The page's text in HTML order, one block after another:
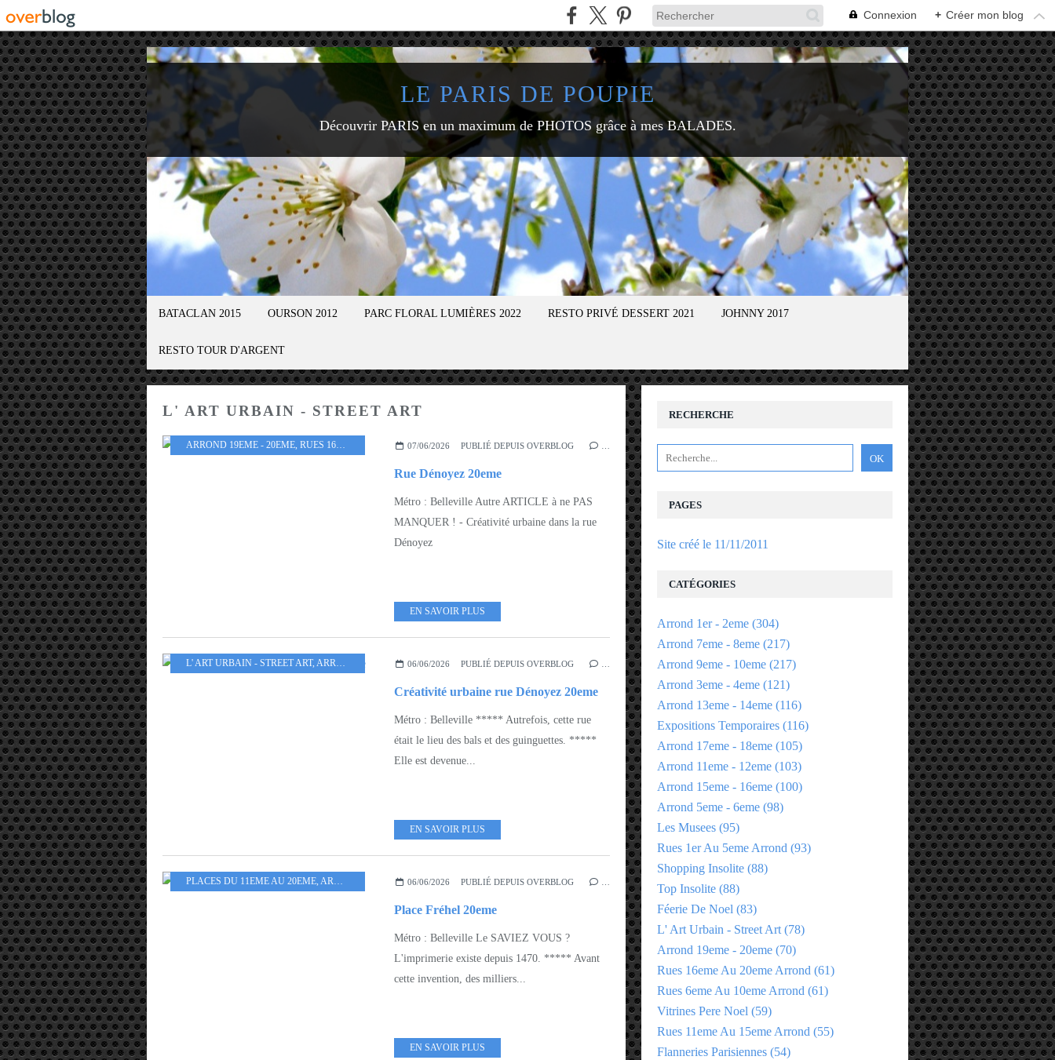
Connexion + Créer mon blog
LE PARIS DE POUPIE
Découvrir PARIS en un maximum de PHOTOS grâce à mes BALADES.
BATACLAN 2015 OURSON 2012 PARC FLORAL LUMIÈRES 2022 RESTO PRIVÉ DESSERT 2021 JOHNNY 2017
RESTO TOUR D'ARGENT
L' ART URBAIN - STREET ART
ARROND 19EME - 20EME, RUES 16EME AU 20EME ARROND , L' ART URBAIN - STREET ART
07/06/2026 PUBLIÉ DEPUIS OVERBLOG …
Rue Dénoyez 20eme
Métro : Belleville Autre ARTICLE à ne PAS
MANQUER ! - Créativité urbaine dans la rue
Dénoyez
EN SAVOIR PLUS
L' ART URBAIN - STREET ART, ARROND 19EME - 20EME 06/06/2026 PUBLIÉ DEPUIS OVERBLOG …
Créativité urbaine rue Dénoyez 20eme
Métro : Belleville ***** Autrefois, cette rue
était le lieu des bals et des guinguettes. *****
Elle est devenue...
EN SAVOIR PLUS
PLACES DU 11EME AU 20EME, ARROND 19EME - 20EME ,L' ART URBAIN - STREET ART
06/06/2026 PUBLIÉ DEPUIS OVERBLOG …
Place Fréhel 20eme
Métro : Belleville Le SAVIEZ VOUS ?
L'imprimerie existe depuis 1470. ***** Avant
cette invention, des milliers...
EN SAVOIR PLUS
RECHERCHE
PAGES
Site créé le 11/11/2011
CATÉGORIES
Arrond 1er - 2eme (304)
Arrond 7eme - 8eme (217)
Arrond 9eme - 10eme (217)
Arrond 3eme - 4eme (121)
Arrond 13eme - 14eme (116)
Expositions Temporaires (116)
Arrond 17eme - 18eme (105)
Arrond 11eme - 12eme (103)
Arrond 15eme - 16eme (100)
Arrond 5eme - 6eme (98)
Les Musees (95)
Rues 1er Au 5eme Arrond (93)
Shopping Insolite (88)
Top Insolite (88)
Féerie De Noel (83)
L' Art Urbain - Street Art (78)
Arrond 19eme - 20eme (70)
Rues 16eme Au 20eme Arrond (61)
Rues 6eme Au 10eme Arrond (61)
Vitrines Pere Noel (59)
Rues 11eme Au 15eme Arrond (55)
Flanneries Parisiennes (54)